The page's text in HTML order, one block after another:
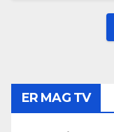
ER MAG TV